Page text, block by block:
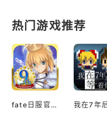
热门游戏推荐
fate日服官网版最新版